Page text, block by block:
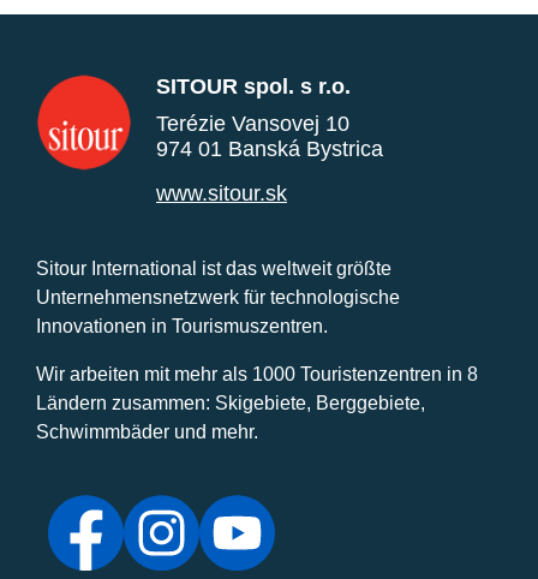
SITOUR spol. s r.o.
Terézie Vansovej 10
974 01 Banská Bystrica
www.sitour.sk
Sitour International ist das weltweit größte
Unternehmensnetzwerk für technologische
Innovationen in Tourismuszentren.
Wir arbeiten mit mehr als 1000 Touristenzentren in 8
Ländern zusammen: Skigebiete, Berggebiete,
Schwimmbäder und mehr.